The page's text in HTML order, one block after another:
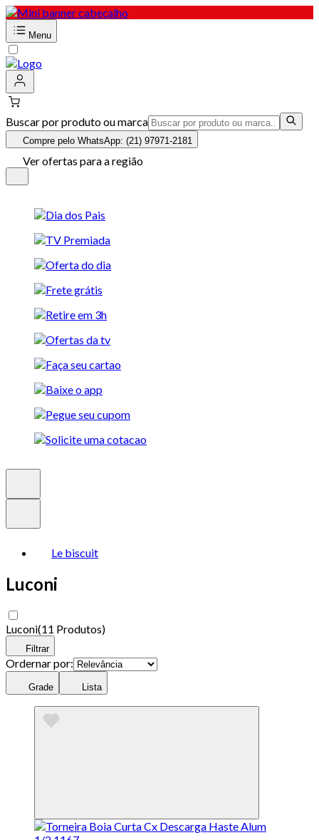
Menu
Buscar por produto ou marca
Compre pelo WhatsApp: (21) 97971-2181
Ver ofertas para a região
Le biscuit
Luconi
Luconi(11 Produtos)
Filtrar
Ordernar por:
Grade Lista